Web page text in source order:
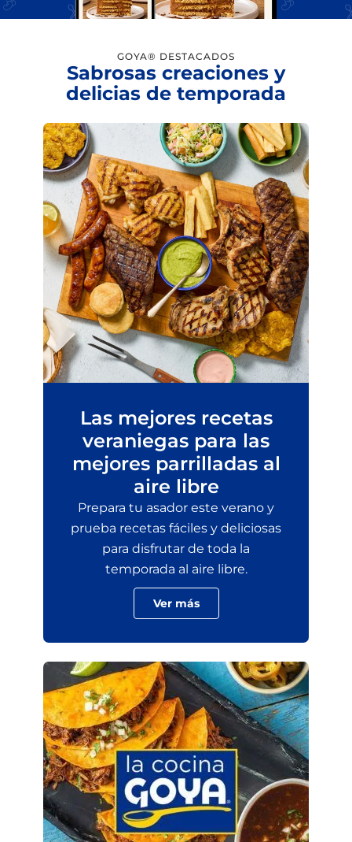
GOYA® DESTACADOS
Sabrosas creaciones y
delicias de temporada
Las mejores recetas
veraniegas para las
mejores parrilladas al
aire libre
Prepara tu asador este verano y
prueba recetas fáciles y deliciosas
para disfrutar de toda la
temporada al aire libre.
Ver más